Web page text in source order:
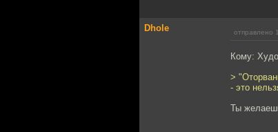
Dhole отправлено
Кому:
>
- это
Ты